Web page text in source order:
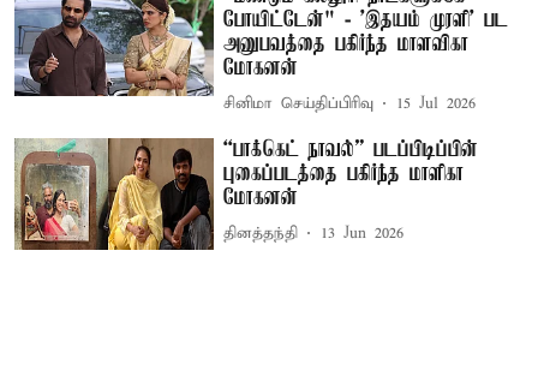
போயிட்டேன்" - ’இதயம் முரளி' பட
அனுபவத்தை பகிர்ந்த மாளவிகா
மோகனன்
சினிமா செய்திப்பிரிவு 15 Jul 2026
“பாக்கெட் நாவல்” படப்பிடிப்பின்
புகைப்படத்தை பகிர்ந்த மாளிகா
மோகனன்
தினத்தந்தி 13 Jun 2026